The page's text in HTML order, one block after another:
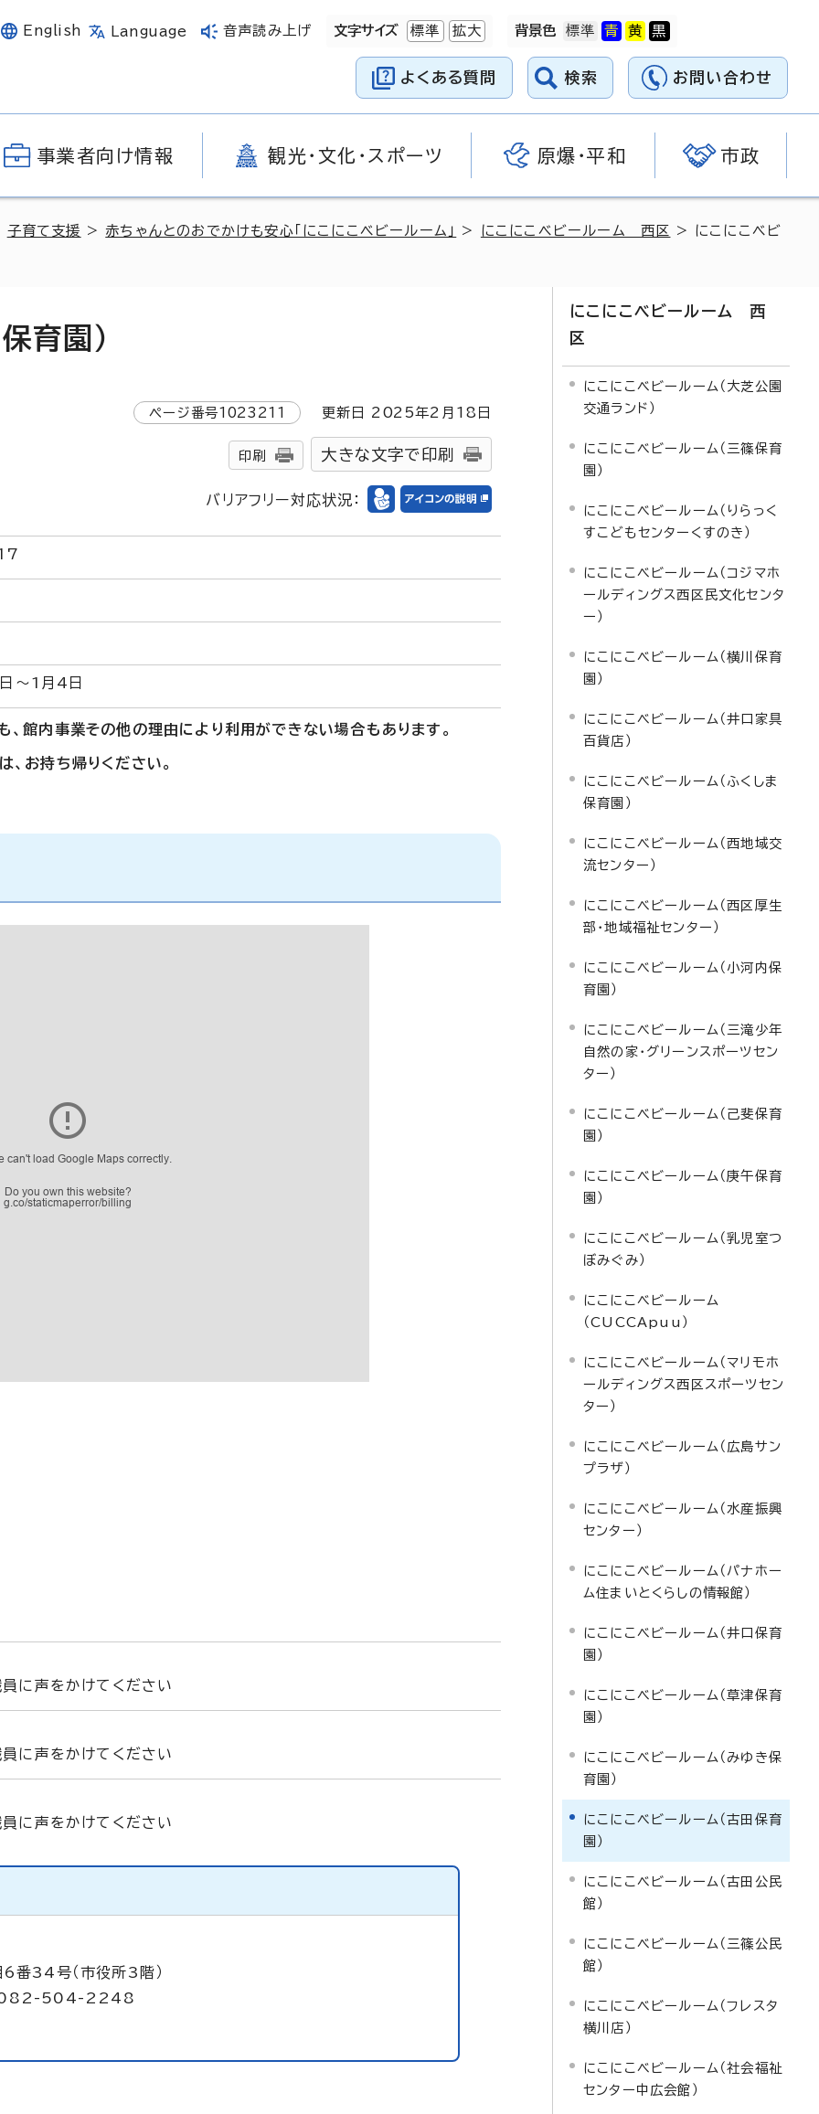
English Language 音声読み上げ 文字サイズ 標準 拡大 背景色
よくある質問 検索 お問い合わせ
事業者向け情報 観光・文化・スポーツ 原爆・平和 市政
子育て支援 >赤ちゃんとのおでかけも安心「にこにこベビールーム」 > にこにこベビールーム 西区 > にこにこベビ
育園）
ページ番号1023211 更新日 2025年2月 18 日
印刷 大きな文字で印刷
バリアフリー対応状況：
～1月4日
、館内事業その他の理由により利用ができない場合もあります。
お持ち帰りください。
に声をかけてください
に声をかけてください
に声をかけてください
34号（市役所3階）
082-504-2248
にこにこベビールーム 西
区
にこにこベビールーム（大芝公園
交通ランド）
にこにこベビールーム（三篠保育
園）
にこにこベビールーム（りらっく
すこどもセンターくすのき）
にこにこベビールーム（コジマホ
ールディングス西区民文化センタ
ー）
にこにこベビールーム（横川保育
園）
にこにこベビールーム（井口家具
百貨店）
にこにこベビールーム（ふくしま
保育園）
にこにこベビールーム（西地域交
流センター）
にこにこベビールーム（西区厚生
部・地域福祉センター）
にこにこベビールーム（小河内保
育園）
にこにこベビールーム（三滝少年
自然の家・グリーンスポーツセン
ター）
にこにこベビールーム（己斐保育
園）
にこにこベビールーム（庚午保育
園）
にこにこベビールーム（乳児室つ
ぼみぐみ）
にこにこベビールーム
（CUCCApuu）
にこにこベビールーム（マリモホ
ールディングス西区スポーツセン
ター）
にこにこベビールーム（広島サン
プラザ）
にこにこベビールーム（水産振興
センター）
にこにこベビールーム（パナホー
ム住まいとくらしの情報館）
にこにこベビールーム（井口保育
園）
にこにこベビールーム（草津保育
園）
にこにこベビールーム（みゆき保
育園）
にこにこベビールーム（古田保育
園）
にこにこベビールーム（古田公民
館）
にこにこベビールーム（三篠公民
館）
にこにこベビールーム（フレスタ
横川店）
にこにこベビールーム（社会福祉
センター中広会館）